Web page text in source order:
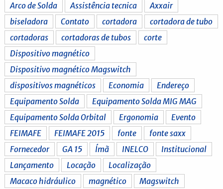
Arco de Solda
Assistência tecnica
Axxair
biseladora
Contato cortadora
cortadora de tubo
cortadoras
cortadoras de tubos
corte
Dispositivo magnético
Dispositivo magnético Magswitch
dispositivos magnéticos
Economia
Endereço
Equipamento Solda
Equipamento Solda MIG MAG
Equipamento Solda Orbital
Ergonomia
Evento
FEIMAFE
FEIMAFE 2015 fonte
fonte saxx
Fornecedor
GA 15 Ímã INELCO
Institucional
Lançamento
Locação
Localização
Macaco hidráulico
magnético
Magswitch